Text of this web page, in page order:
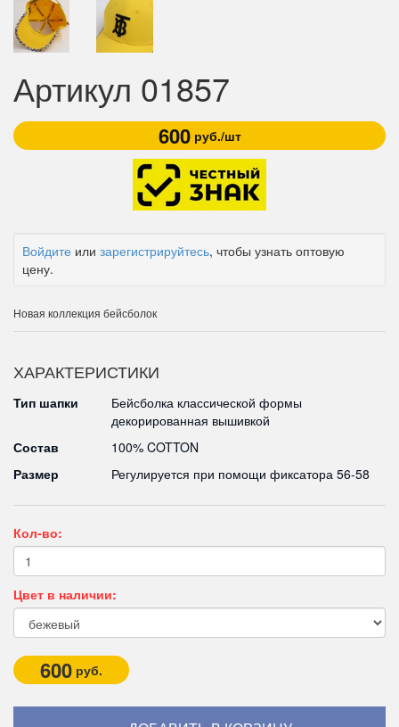
Артикул 01857
600руб./шт
Войдите или зарегистрируйтесь, чтобы узнать оптовую
цену.
Новая коллекция бейсболок
ХАРАКТЕРИСТИКИ
Тип шапки
Бейсболка классической формы
декорированная вышивкой
Состав
100% COTTON
Размер
Регулируется при помощи фиксатора 56-58
Кол-во:
Цвет в наличии:
600 руб.